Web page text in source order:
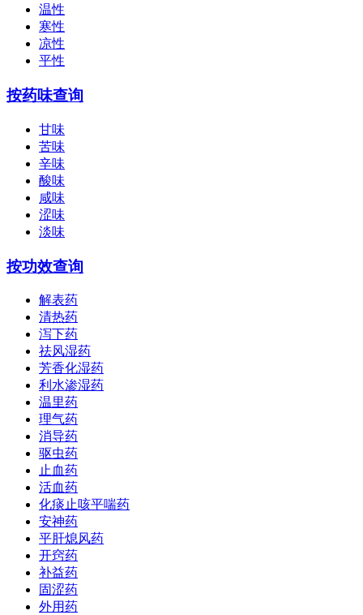
温性
寒性
凉性
平性
按药味查询
甘味
苦味
辛味
酸味
咸味
涩味
淡味
按功效查询
解表药
清热药
泻下药
祛风湿药
芳香化湿药
利水渗湿药
温里药
理气药
消导药
驱虫药
止血药
活血药
化痰止咳平喘药
安神药
平肝熄风药
开窍药
补益药
固涩药
外用药